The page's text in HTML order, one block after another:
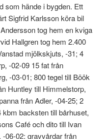
som hände i bygden. Ett
Sigfrid Karlsson köra bil
tog hem en kviga
Hallgren tog hem 2.400
mjölkskjuts, -31; 4
-02-09 15 fat från
-03-01; 800 tegel till Böök
Huntley till Himmelstorp,
från Adler, -04-25; 2
backsten till bårhuset,
Café och dito till Ivan
06-02; gravvårdar från